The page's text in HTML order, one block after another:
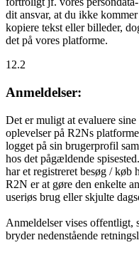
dit ansvar, at du ikke
kopiere tekst eller billeder,
det på vores platforme.
12.2
Anmeldelser:
Det er muligt at evaluere
oplevelser på R2Ns
logget på sin brugerprofil
hos det pågældende
har et registreret besøg / køb
R2N er at gøre den enkelte
useriøs brug eller skjulte
Anmeldelser vises offentligt,
bryder nedenstående